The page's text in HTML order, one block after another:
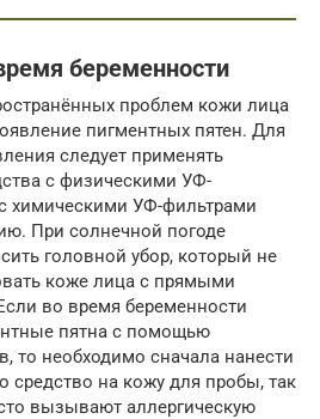
беременности
проблем кожи лица
пигментных пятен. Для
следует применять
с физическими УФ-
химическими УФ-фильтрами
При солнечной погоде
головной убор, который не
коже лица с прямыми
во время беременности
пятна с помощью
то необходимо сначала нанести
средство на кожу для пробы, так
вызывают аллергическую